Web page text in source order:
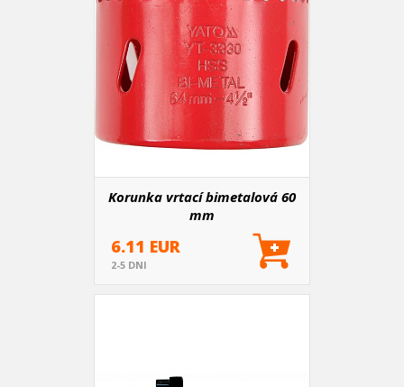
Korunka vrtací bimetalová 60
mm
6.11 EUR
2-5 DNI